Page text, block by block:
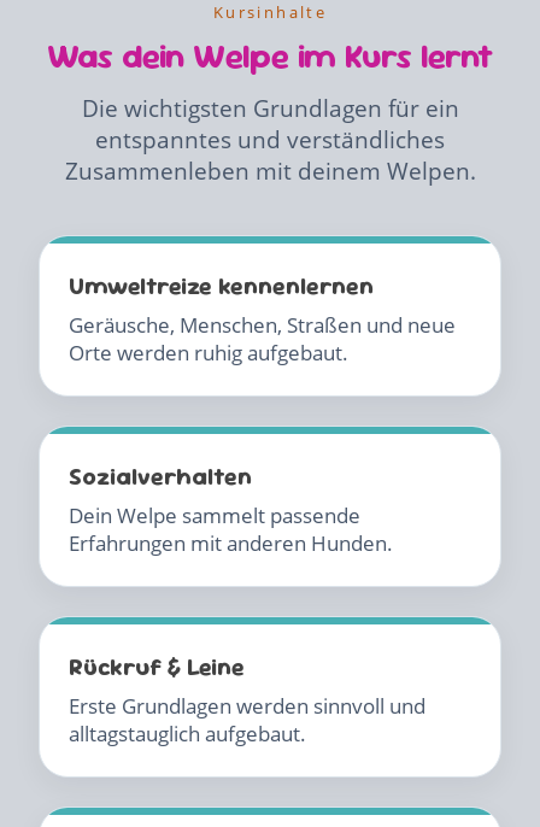
Kursinhalte
Was dein Welpe im Kurs lernt
Die wichtigsten Grundlagen für ein
entspanntes und verständliches
Zusammenleben mit deinem Welpen.
Umweltreize kennenlernen
Geräusche, Menschen, Straßen und neue
Orte werden ruhig aufgebaut.
Sozialverhalten
Dein Welpe sammelt passende
Erfahrungen mit anderen Hunden.
Rückruf & Leine
Erste Grundlagen werden sinnvoll und
alltagstauglich aufgebaut.